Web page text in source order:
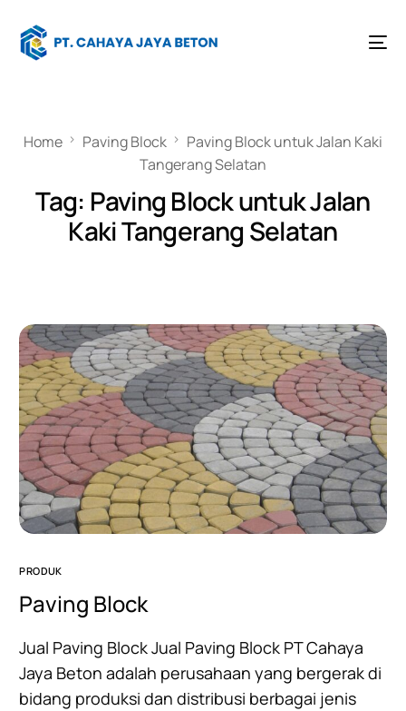
Home Paving Block
Paving Block untuk Jalan Kaki
Tangerang Selatan
Tag: Paving Block untuk Jalan
Kaki Tangerang Selatan
PRODUK
Paving Block
Jual Paving Block Jual Paving Block PT Cahaya
Jaya Beton adalah perusahaan yang bergerak di
bidang produksi dan distribusi berbagai jenis